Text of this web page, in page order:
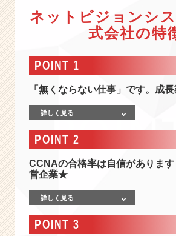
の
会
社
-
ネ
ク
は
４
イ
ネットビジョンシ
式会社の特
POINT 1
「無くならない仕事」です。成
詳しく見る
POINT 2
CCNAの合格率は自信がありま
営企業★
詳しく見る
POINT 3